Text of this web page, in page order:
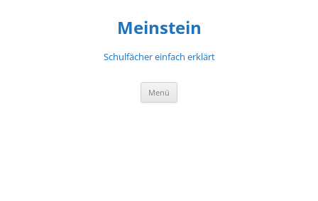
Meinstein
Schulfächer einfach erklärt
Menü